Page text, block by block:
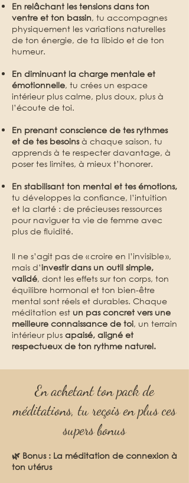
En relâchant les tensions dans ton
ventre et ton bassin, tu accompagnes
physiquement les variations naturelles
de ton énergie, de ta libido et de ton
humeur.
En diminuant la charge mentale et
émotionnelle, tu crées un espace
intérieur plus calme, plus doux, plus à
l’écoute de toi.
En prenant conscience de tes rythmes
et de tes besoinsà chaque saison, tu
apprends à te respecter davantage, à
poser tes limites, à mieux t’honorer.
En stabilisant ton mental et tes émotions,
tu développes la confiance, l’intuition
et la clarté : de précieuses ressources
pour naviguer ta vie de femme avec
plus de fluidité.
Il ne s’agit pas de « croire en l’invisible »,
mais d’investir dans un outil simple,
validé, dont les effets sur ton corps, ton
équilibre hormonal et ton bien-être
mental sont réels et durables. Chaque
méditation est un pas concret vers une
meilleure connaissance de toi, un terrain
intérieur plus apaisé, aligné et
respectueux de ton rythme naturel.
En achetant ton pack de
méditations, tu reçois en plus ces
supers bonus
🌿 Bonus : La méditation de connexion à
ton utérus